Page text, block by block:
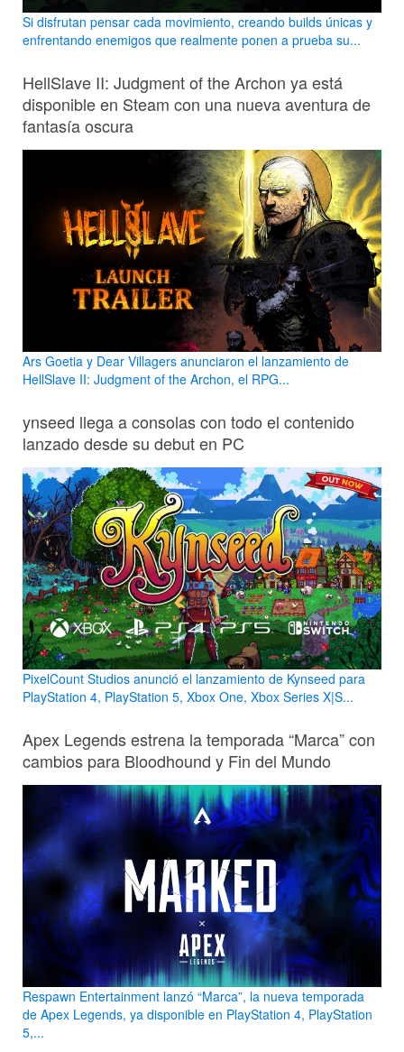
Si disfrutan pensar cada movimiento, creando builds únicas y
enfrentando enemigos que realmente ponen a prueba su...
HellSlave II: Judgment of the Archon ya está
disponible en Steam con una nueva aventura de
fantasía oscura
Ars Goetia y Dear Villagers anunciaron el lanzamiento de
HellSlave II: Judgment of the Archon, el RPG...
ynseed llega a consolas con todo el contenido
lanzado desde su debut en PC
PixelCount Studios anunció el lanzamiento de Kynseed para
PlayStation 4, PlayStation 5, Xbox One, Xbox Series X|S...
Apex Legends estrena la temporada “Marca” con
cambios para Bloodhound y Fin del Mundo
Respawn Entertainment lanzó “Marca”, la nueva temporada
de Apex Legends, ya disponible en PlayStation 4, PlayStation
5,...